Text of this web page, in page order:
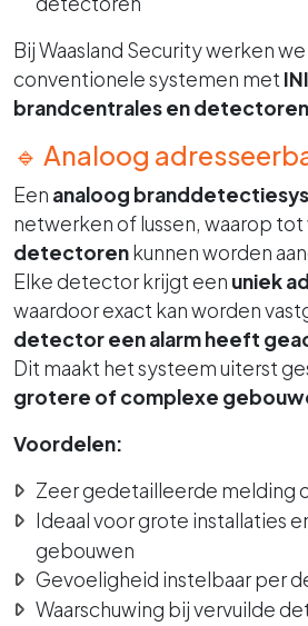
Bij Waasland Security werken
conventionele systemen met
brandcentrales en detectoren
🔹 Analoog
Een analoog
netwerken of lussen, waarop tot
detectorenkunnen worden
Elke detector krijgt een uniek
waardoor exact kan worden
detector een alarm heeft
Dit maakt het systeem uiterst
grotere of complexe
Voordelen:
Zeer gedetailleerde melding
Ideaal voor grote installaties
gebouwen
Gevoeligheid instelbaar per
Waarschuwing bij vervuilde